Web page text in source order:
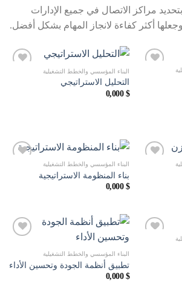
مراكز الاتصال في جميع الإدارات
أكثر كفاءة لانجاز المهام بشكل أفضل.
البناء المؤسسي والخطط التشغيلية
التحليل الاستراتيجي
0,000 $
البناء المؤسسي والخطط التشغيلية
بناء المنظومة الاستراتيجية
0,000 $
البناء المؤسسي والخطط التشغيلية
تطبيق أنظمة الجودة وتحسين الأداء
0,000 $